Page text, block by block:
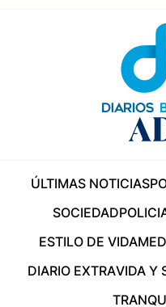
ÚLTIMAS NOTICIAS
SOCIEDAD
ESTILO DE VIDA
DIARIO EXTRAVIDA Y